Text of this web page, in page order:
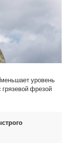
уровень
фрезой